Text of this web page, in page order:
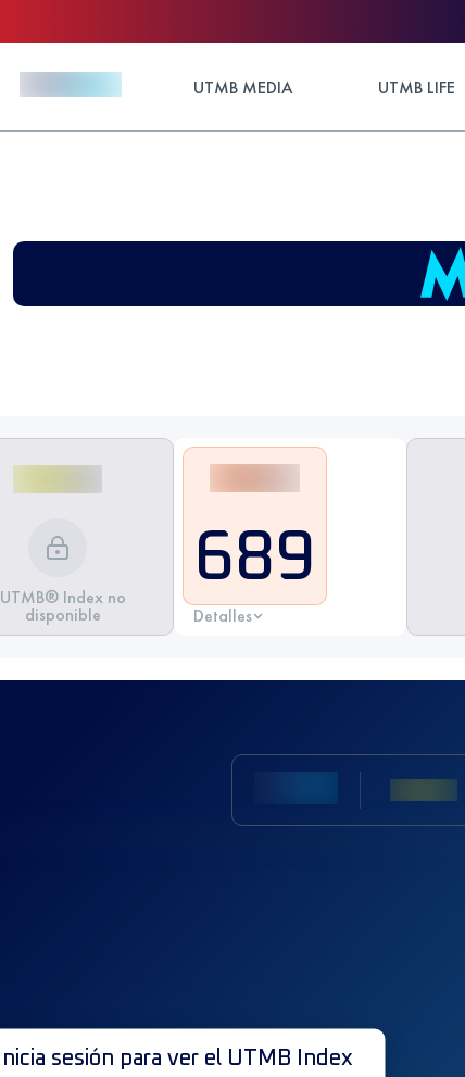
UTMB MEDIA UTMB LIFE
UTMB® Index no
disponible
689
Detalles
Inicia sesión para ver el UTMB Index